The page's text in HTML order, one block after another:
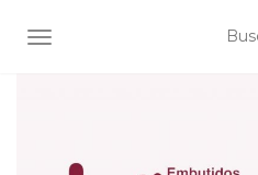
ALTERNAR NAVEGACIÓN